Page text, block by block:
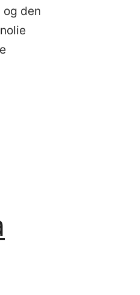
den